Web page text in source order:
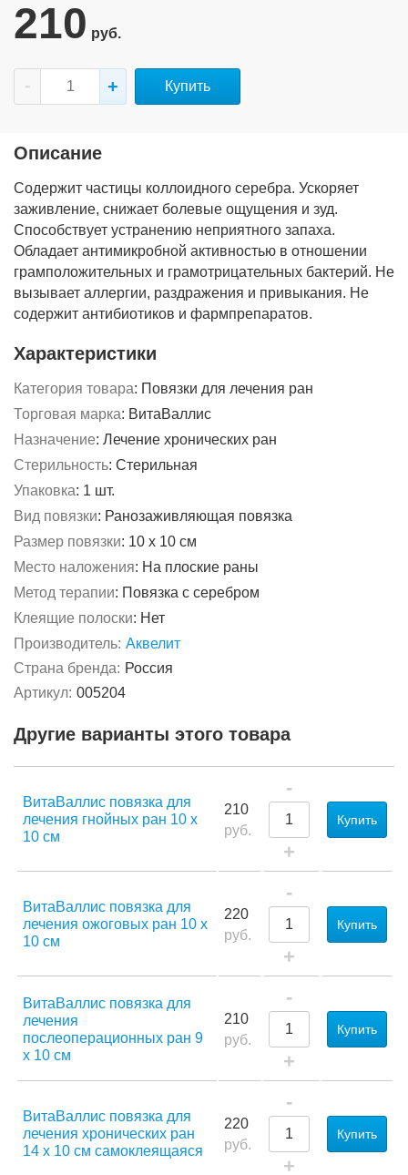
210 руб.
Купить
Описание
Содержит частицы коллоидного серебра. Ускоряет
заживление, снижает болевые ощущения и зуд.
Способствует устранению неприятного запаха.
Обладает антимикробной активностью в отношении
грамположительных и грамотрицательных бактерий. Не
вызывает аллергии, раздражения и привыкания. Не
содержит антибиотиков и фармпрепаратов.
Характеристики
Категория товара: Повязки для лечения ран
Торговая марка: ВитаВаллис
Назначение: Лечение хронических ран
Стерильность: Стерильная
Упаковка: 1 шт.
Вид повязки: Ранозаживляющая повязка
Размер повязки: 10 х 10 см
Место наложения: На плоские раны
Метод терапии: Повязка с серебром
Клеящие полоски: Нет
Производитель: Аквелит
Страна бренда: Россия
Артикул: 005204
Другие варианты этого товара
ВитаВаллис повязка для
лечения гнойных ран 10 х
10 см
210
руб.
-
+
Купить
ВитаВаллис повязка для
лечения ожоговых ран 10 х
10 см
220
руб.
-
+
Купить
ВитаВаллис повязка для
лечения
послеоперационных ран 9
х 10 см
210
руб.
-
+
Купить
ВитаВаллис повязка для
лечения хронических ран
14 х 10 см самоклеящаяся
220
руб.
-
+
Купить